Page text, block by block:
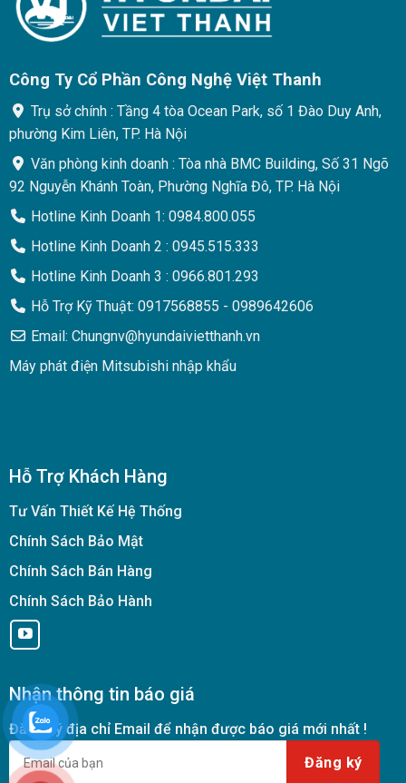
Công Ty Cổ Phần Công Nghệ Việt Thanh
Trụ sở chính : Tầng 4 tòa Ocean Park, số 1 Đào Duy Anh,
phường Kim Liên, TP. Hà Nội
Văn phòng kinh doanh : Tòa nhà BMC Building, Số 31 Ngõ
92 Nguyễn Khánh Toàn, Phường Nghĩa Đô, TP. Hà Nội
Hotline Kinh Doanh 1: 0984.800.055
Hotline Kinh Doanh 2 : 0945.515.333
Hotline Kinh Doanh 3 : 0966.801.293
Hỗ Trợ Kỹ Thuật: 0917568855 - 0989642606
Email: Chungnv@hyundaivietthanh.vn
Máy phát điện Mitsubishi nhập khẩu
Hỗ Trợ Khách Hàng
Tư Vấn Thiết Kế Hệ Thống
Chính Sách Bảo Mật
Chính Sách Bán Hàng
Chính Sách Bảo Hành
Nhận thông tin báo giá
Đăng ký địa chỉ Email để nhận được báo giá mới nhất !